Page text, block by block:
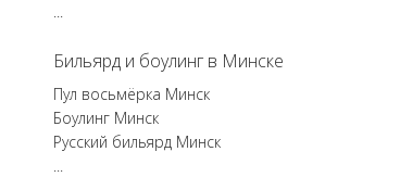
...
Бильярд и боулинг в Минске
Пул восьмёрка Минск
Боулинг Минск
Русский бильярд Минск
...